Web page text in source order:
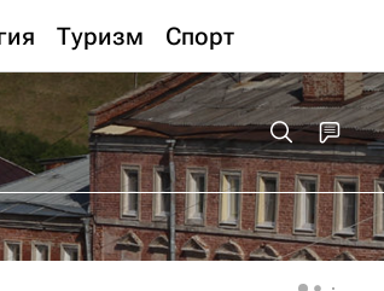
Туризм Спорт